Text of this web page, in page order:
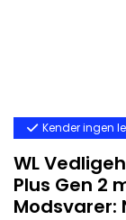
Kender ingen
WL
Plus Gen 2
Modsvarer: